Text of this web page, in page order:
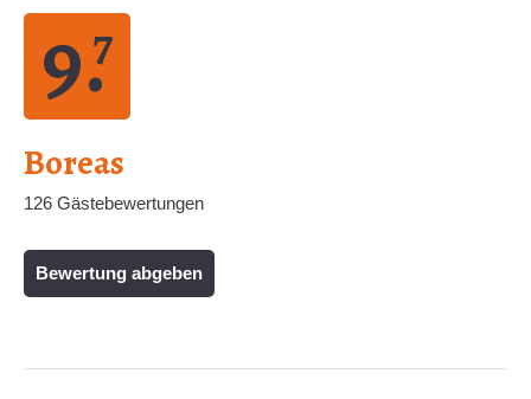
9.
7
Boreas
126 Gästebewertungen
Bewertung abgeben